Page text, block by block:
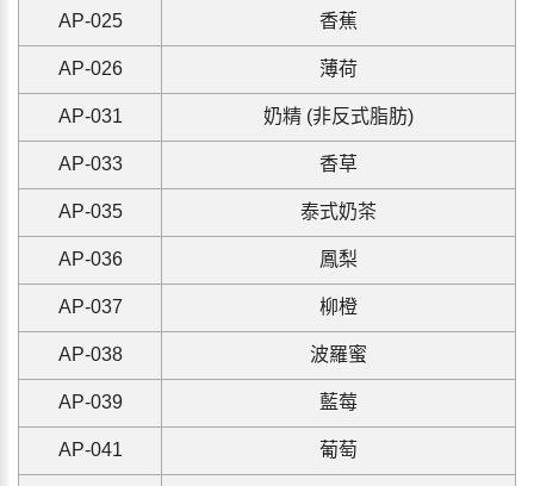
AP-025 香蕉
AP-026 薄荷
AP-031 奶精 (非反式脂肪)
AP-033 香草
AP-035 泰式奶茶
AP-036 鳳梨
AP-037 柳橙
AP-038 波羅蜜
AP-039 藍莓
AP-041 葡萄